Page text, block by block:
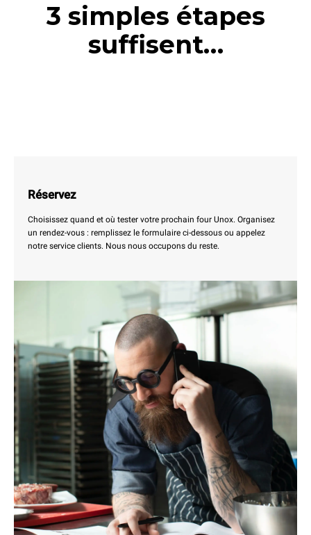
3 simples étapes
suffisent…
Réservez
Choisissez quand et où tester votre prochain four Unox. Organisez
un rendez-vous : remplissez le formulaire ci-dessous ou appelez
notre service clients. Nous nous occupons du reste.